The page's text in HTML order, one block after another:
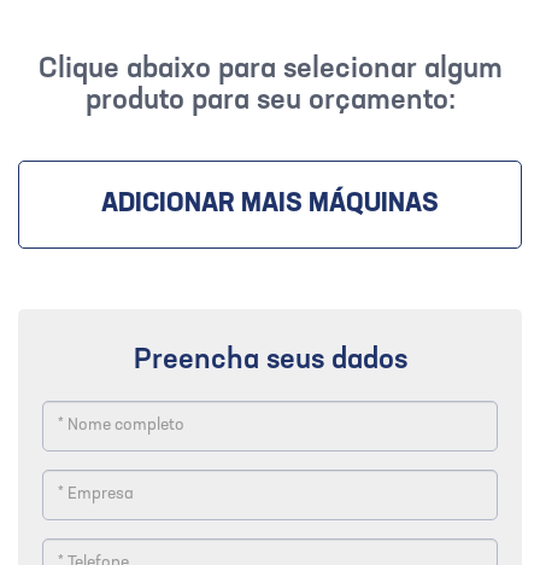
Clique abaixo para selecionar algum
produto para seu orçamento:
ADICIONAR MAIS MÁQUINAS
Preencha seus dados